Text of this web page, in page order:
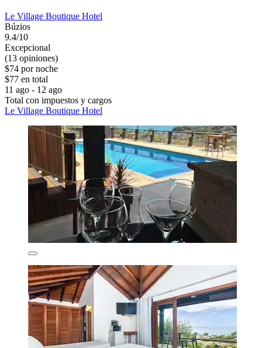
Le Village Boutique Hotel
Búzios
9.4/10
Excepcional
(13 opiniones)
$74 por noche
$77 en total
11 ago - 12 ago
Total con impuestos y cargos
Le Village Boutique Hotel